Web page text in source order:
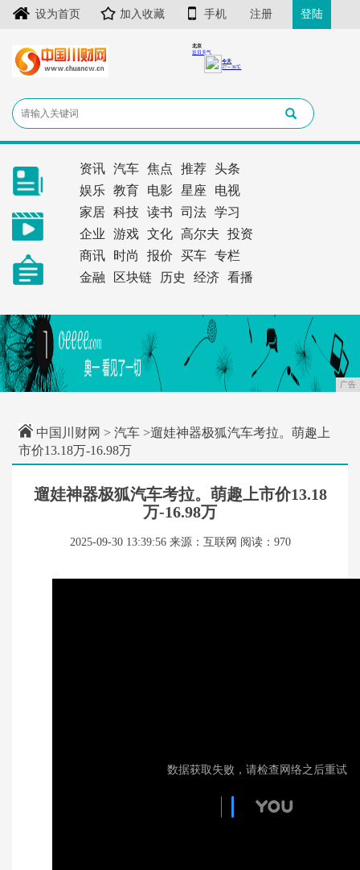
设为首页 加入收藏 手机 注册 登陆
资讯 汽车 焦点 推荐
头条
娱乐
教育 电影 星座
电视
家居
科技 读书 司法
学习
企业
游戏 文化 高尔夫
投资
商讯
时尚 报价 买车
专栏
金融
区块链 历史 经济 看播
广告
中国川财网 > 汽车 >遛娃神器极狐汽车考拉。萌趣上
市价13.18万-16.98万
遛娃神器极狐汽车考拉。萌趣上市价13.18
万-16.98万
2025-09-30 13:39:56 来源：互联网 阅读：970